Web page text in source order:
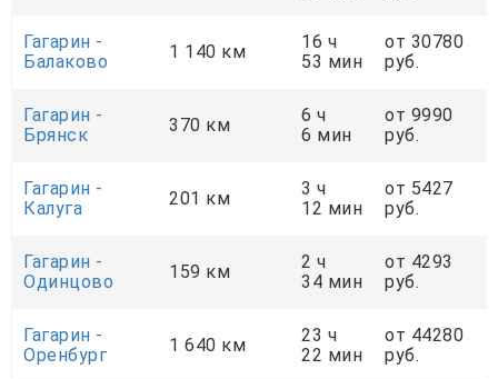
Гагарин -
Балаково
1 140 км
16 ч
53 мин
от 30780
руб.
Гагарин -
Брянск
370 км
6 ч
6 мин
от 9990
руб.
Гагарин -
Калуга
201 км
3 ч
12 мин
от 5427
руб.
Гагарин -
Одинцово
159 км
2 ч
34 мин
от 4293
руб.
Гагарин -
Оренбург
1 640 км
23 ч
22 мин
от 44280
руб.